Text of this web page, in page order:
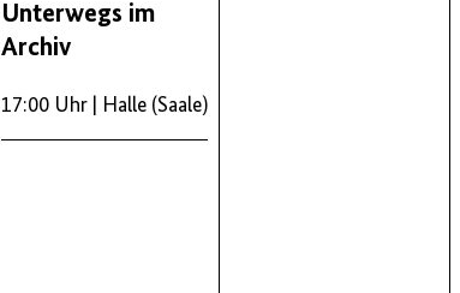
Unterwegs im
Archiv
17:00 Uhr | Halle (Saale)